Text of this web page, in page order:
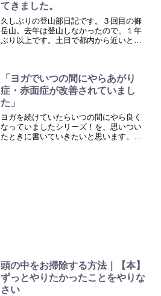
てきました。
久しぶりの登山部日記です。３回目の御
岳山。去年は登山しなかったので、１年
ぶり以上です。土日で都内から近いとい
方）【行程（超大雑把です...
「ヨガでいつの間にやらあがり
症・赤面症が改善されていまし
た」
ヨガを続けていたらいつの間にやら良く
なっていましたシリーズ！を、思いつい
たときに書いていきたいと思います。ま
頭の中をお掃除する方法｜【本】
ずっとやりたかったことをやりな
さい